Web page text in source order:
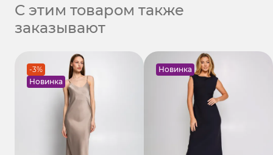
С этим товаром также
заказывают
-3%
Новинка
Новинка